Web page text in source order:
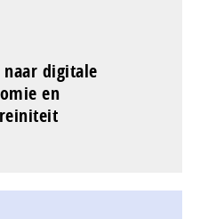
naar digitale
en